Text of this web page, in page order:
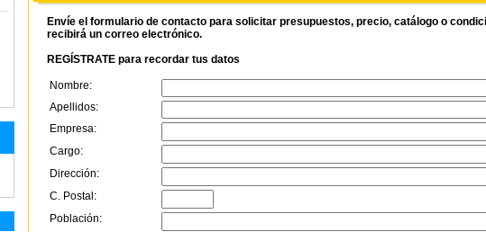
Envíe el formulario de contacto para solicitar presupuestos, precio, catálogo o
recibirá un correo electrónico.
REGÍSTRATE para recordar tus datos
Nombre:
Apellidos:
Empresa:
Cargo:
Dirección:
C. Postal:
Población: